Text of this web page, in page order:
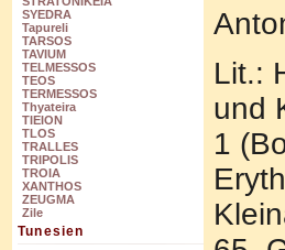
SYEDRA
Tapureli
TARSOS
TAVIUM
TELMESSOS
TEOS
TERMESSOS
Thyateira
TIEION
TLOS
TRALLES
TRIPOLIS
TROIA
XANTHOS
ZEUGMA
Zile
Tunesien
Lit.:
und
1